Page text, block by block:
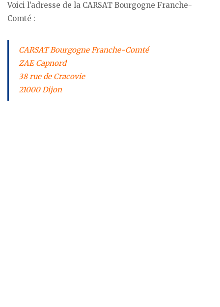
Voici l’adresse de la CARSAT Bourgogne Franche-
Comté :
CARSAT Bourgogne Franche-Comté
ZAE Capnord
38 rue de Cracovie
21000 Dijon